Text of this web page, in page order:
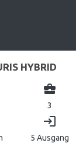
HYBRID
business_center
3
login
5 Ausgang